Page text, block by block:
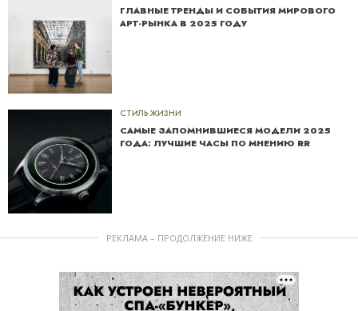
ГЛАВНЫЕ ТРЕНДЫ И СОБЫТИЯ МИРОВОГО
АРТ-РЫНКА В 2025 ГОДУ
СТИЛЬ ЖИЗНИ
САМЫЕ ЗАПОМНИВШИЕСЯ МОДЕЛИ 2025
ГОДА: ЛУЧШИЕ ЧАСЫ ПО МНЕНИЮ RR
РЕКЛАМА – ПРОДОЛЖЕНИЕ НИЖЕ